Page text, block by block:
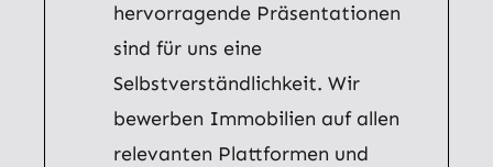
hervorragende Präsentationen
sind für uns eine
Selbstverständlichkeit. Wir
bewerben Immobilien auf allen
relevanten Plattformen und